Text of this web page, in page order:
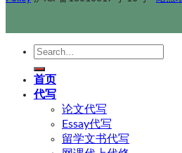
Search
for:
首页
代写
论文代写
Essay代写
留学文书代写